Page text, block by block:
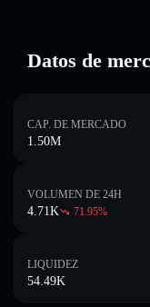
Datos de
CAP. DE MERCADO
1.50M
VOLUMEN DE 24H
4.71K 71.95%
LIQUIDEZ
54.49K